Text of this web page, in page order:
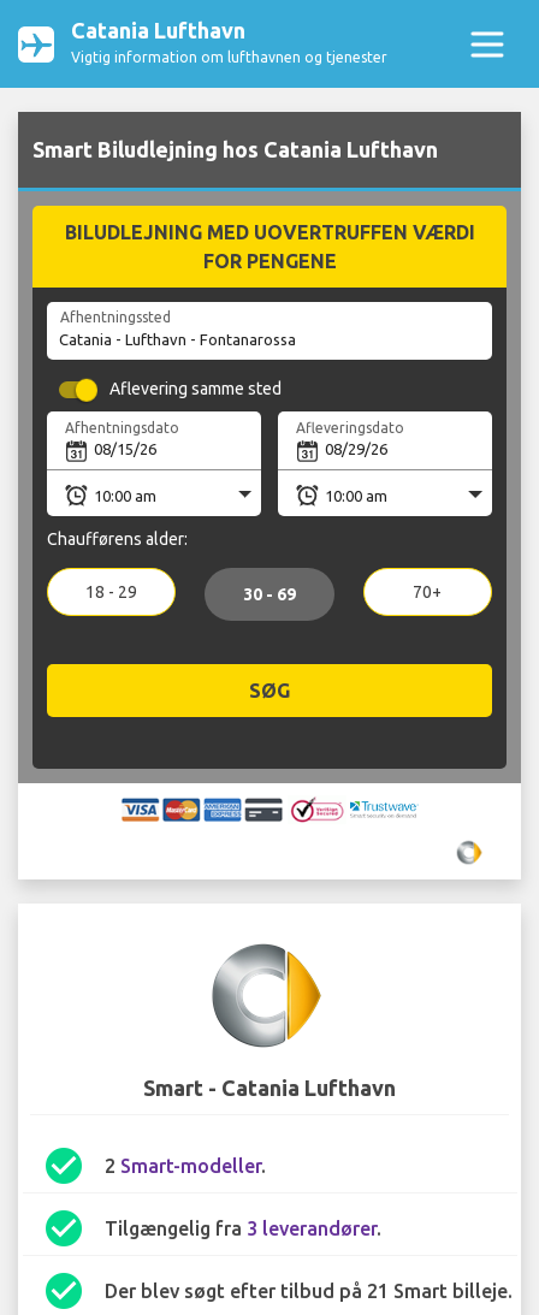
Catania Lufthavn
Vigtig information om lufthavnen og tjenester
Smart Biludlejning hos Catania Lufthavn
BILUDLEJNING MED UOVERTRUFFEN VÆRDI
FOR PENGENE
Afhentningssted
Aflevering samme sted
Afhentningsdato Afleveringsdato
Chaufførens alder:
18 - 29 30 - 69 70+
SØG
Smart - Catania Lufthavn
check_circle 2 Smart-modeller.
check_circle Tilgængelig fra 3 leverandører.
check_circle Der blev søgt efter tilbud på 21 Smart billeje.